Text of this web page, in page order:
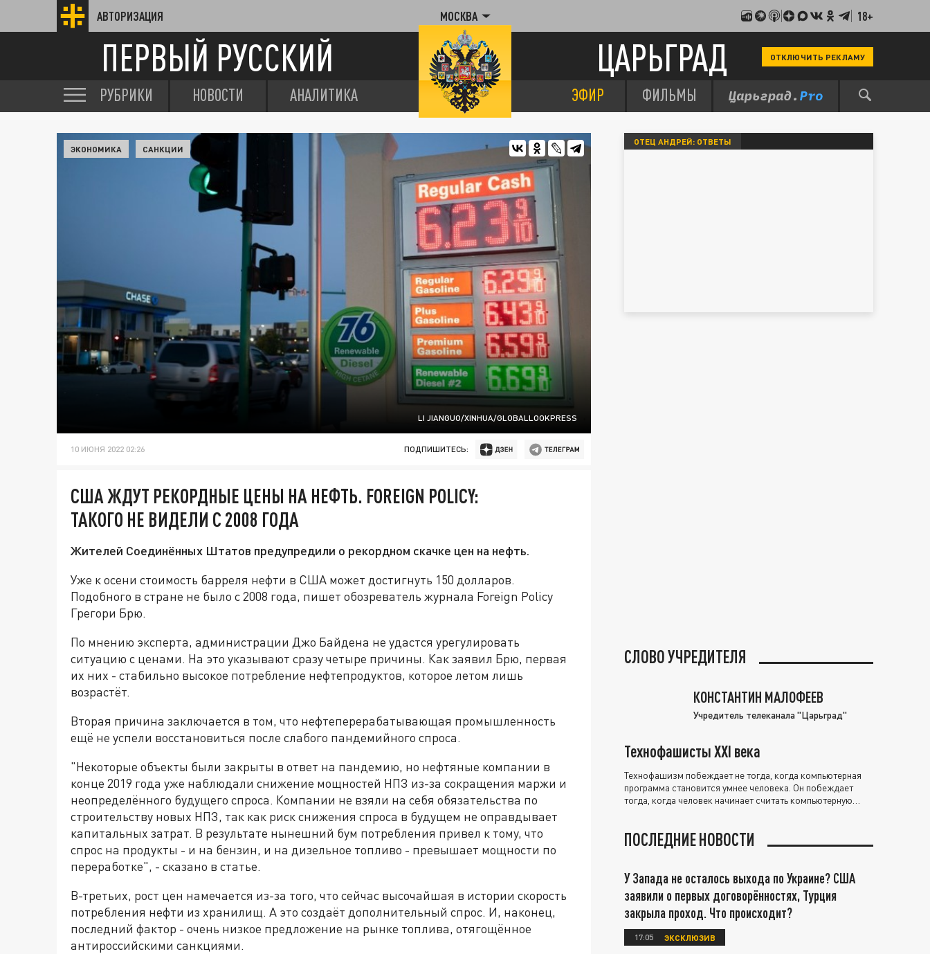
АВТОРИЗАЦИЯ МОСКВА 18+
ПЕРВЫЙ РУССКИЙ ЦАРЬГРАД ОТКЛЮЧИТЬ РЕКЛАМУ
РУБРИКИ НОВОСТИ АНАЛИТИКА ЭФИР ФИЛЬМЫ
LI JIANGUO/XINHUA/GLOBALLOOKPRESS
ЭКОНОМИКА САНКЦИИ
10 ИЮНЯ 2022 02:26 ПОДПИШИТЕСЬ:
США ЖДУТ РЕКОРДНЫЕ ЦЕНЫ НА НЕФТЬ. FOREIGN POLICY:
ТАКОГО НЕ ВИДЕЛИ С 2008 ГОДА
Жителей Соединённых Штатов предупредили о рекордном скачке цен на нефть.
Уже к осени стоимость барреля нефти в США может достигнуть 150 долларов.
Подобного в стране не было с 2008 года, пишет обозреватель журнала Foreign Policy
Грегори Брю.
По мнению эксперта, администрации Джо Байдена не удастся урегулировать
ситуацию с ценами. На это указывают сразу четыре причины. Как заявил Брю, первая
их них - стабильно высокое потребление нефтепродуктов, которое летом лишь
возрастёт.
Вторая причина заключается в том, что нефтеперерабатывающая промышленность
ещё не успели восстановиться после слабого пандемийного спроса.
"Некоторые объекты были закрыты в ответ на пандемию, но нефтяные компании в
конце 2019 года уже наблюдали снижение мощностей НПЗ из-за сокращения маржи и
неопределённого будущего спроса. Компании не взяли на себя обязательства по
строительству новых НПЗ, так как риск снижения спроса в будущем не оправдывает
капитальных затрат. В результате нынешний бум потребления привел к тому, что
спрос на продукты - и на бензин, и на дизельное топливо - превышает мощности по
переработке", - сказано в статье.
В-третьих, рост цен намечается из-за того, что сейчас высочайшая в истории скорость
потребления нефти из хранилищ. А это создаёт дополнительный спрос. И, наконец,
последний фактор - очень низкое предложение на рынке топлива, отягощённое
антироссийскими санкциями.
ОТЕЦ АНДРЕЙ: ОТВЕТЫ
СЛОВО УЧРЕДИТЕЛЯ
КОНСТАНТИН МАЛОФЕЕВ
Учредитель телеканала "Царьград"
Технофашисты XXI века
Технофашизм побеждает не тогда, когда компьютерная
программа становится умнее человека. Он побеждает
тогда, когда человек начинает считать компьютерную
ПОСЛЕДНИЕ НОВОСТИ
У Запада не осталось выхода по Украине? США
заявили о первых договорённостях, Турция
закрыла проход. Что происходит?
17:05 ЭКСКЛЮЗИВ